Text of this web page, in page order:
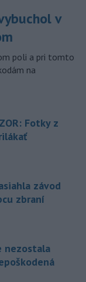
v
poli a pri tomto
na
Fotky z
závod
zbraní
nezostala